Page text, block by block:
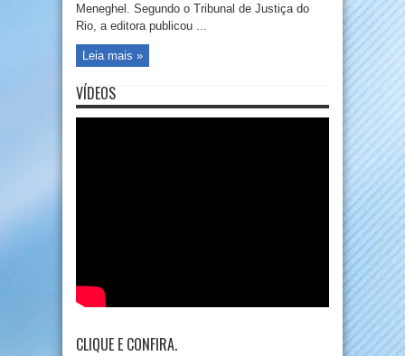
Meneghel. Segundo o Tribunal de Justiça do
Rio, a editora publicou ...
Leia mais »
VÍDEOS
CLIQUE E CONFIRA.